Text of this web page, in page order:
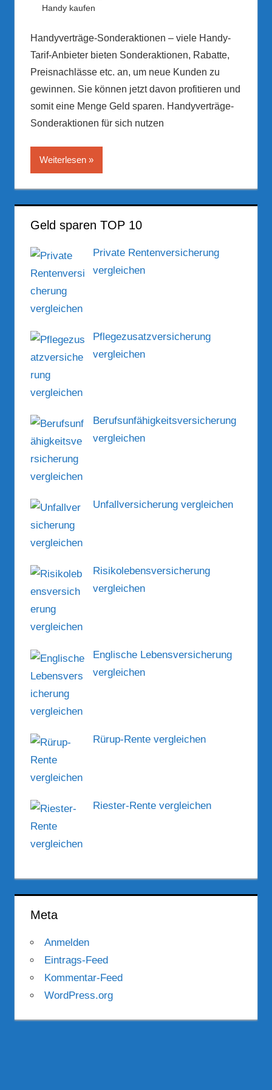
23. März 2017
Hubert Woldrich
Handy kaufen
Handyverträge-Sonderaktionen – viele Handy-
Tarif-Anbieter bieten Sonderaktionen, Rabatte,
Preisnachlässe etc. an, um neue Kunden zu
gewinnen. Sie können jetzt davon profitieren und
somit eine Menge Geld sparen. Handyverträge-
Sonderaktionen für sich nutzen
Weiterlesen
Geld sparen TOP 10
Private Rentenversicherung
vergleichen
Pflegezusatzversicherung
vergleichen
Berufsunfähigkeitsversicherung
vergleichen
Unfallversicherung vergleichen
Risikolebensversicherung
vergleichen
Englische Lebensversicherung
vergleichen
Rürup-Rente vergleichen
Riester-Rente vergleichen
Meta
Anmelden
Eintrags-Feed
Kommentar-Feed
WordPress.org